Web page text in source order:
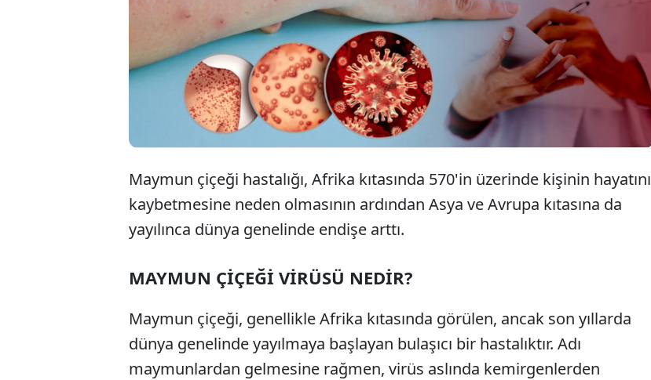
kişide görülürken, maymun çiçeği virüsü belirtileri hastalığı
kaptıktan sonraki 5 ila 21 günde ortaya çıkabiliyor.
Maymun çiçeği hastalığı, Afrika kıtasında 570'in üzerinde kişinin hayatını
kaybetmesine neden olmasının ardından Asya ve Avrupa kıtasına da
yayılınca dünya genelinde endişe arttı.
MAYMUN ÇİÇEĞİ VİRÜSÜ NEDİR?
Maymun çiçeği, genellikle Afrika kıtasında görülen, ancak son yıllarda
dünya genelinde yayılmaya başlayan bulaşıcı bir hastalıktır. Adı
maymunlardan gelmesine rağmen, virüs aslında kemirgenlerden